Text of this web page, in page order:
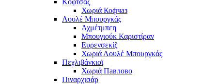
Κοφτσάζ
Χωριά Кофчаз
Λουλέ Μπουργκάς
Αχμέτμπεη
Μπουγιούκ Καριστίραν
Ευρενσεκίζ
Χωριά Λουλέ Μπουργκάς
Πεχλιβάνκιοϊ
Χωριά Павлово
Πιναρχισάρ